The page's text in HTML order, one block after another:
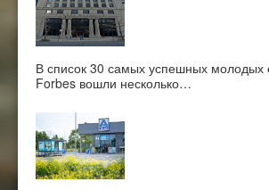
В список 30 самых успешных молодых
Forbes вошли несколько…